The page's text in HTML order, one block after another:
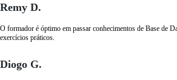
Remy D.
O formador é óptimo em passar conhecimentos de Base de
exercícios práticos.
Diogo G.